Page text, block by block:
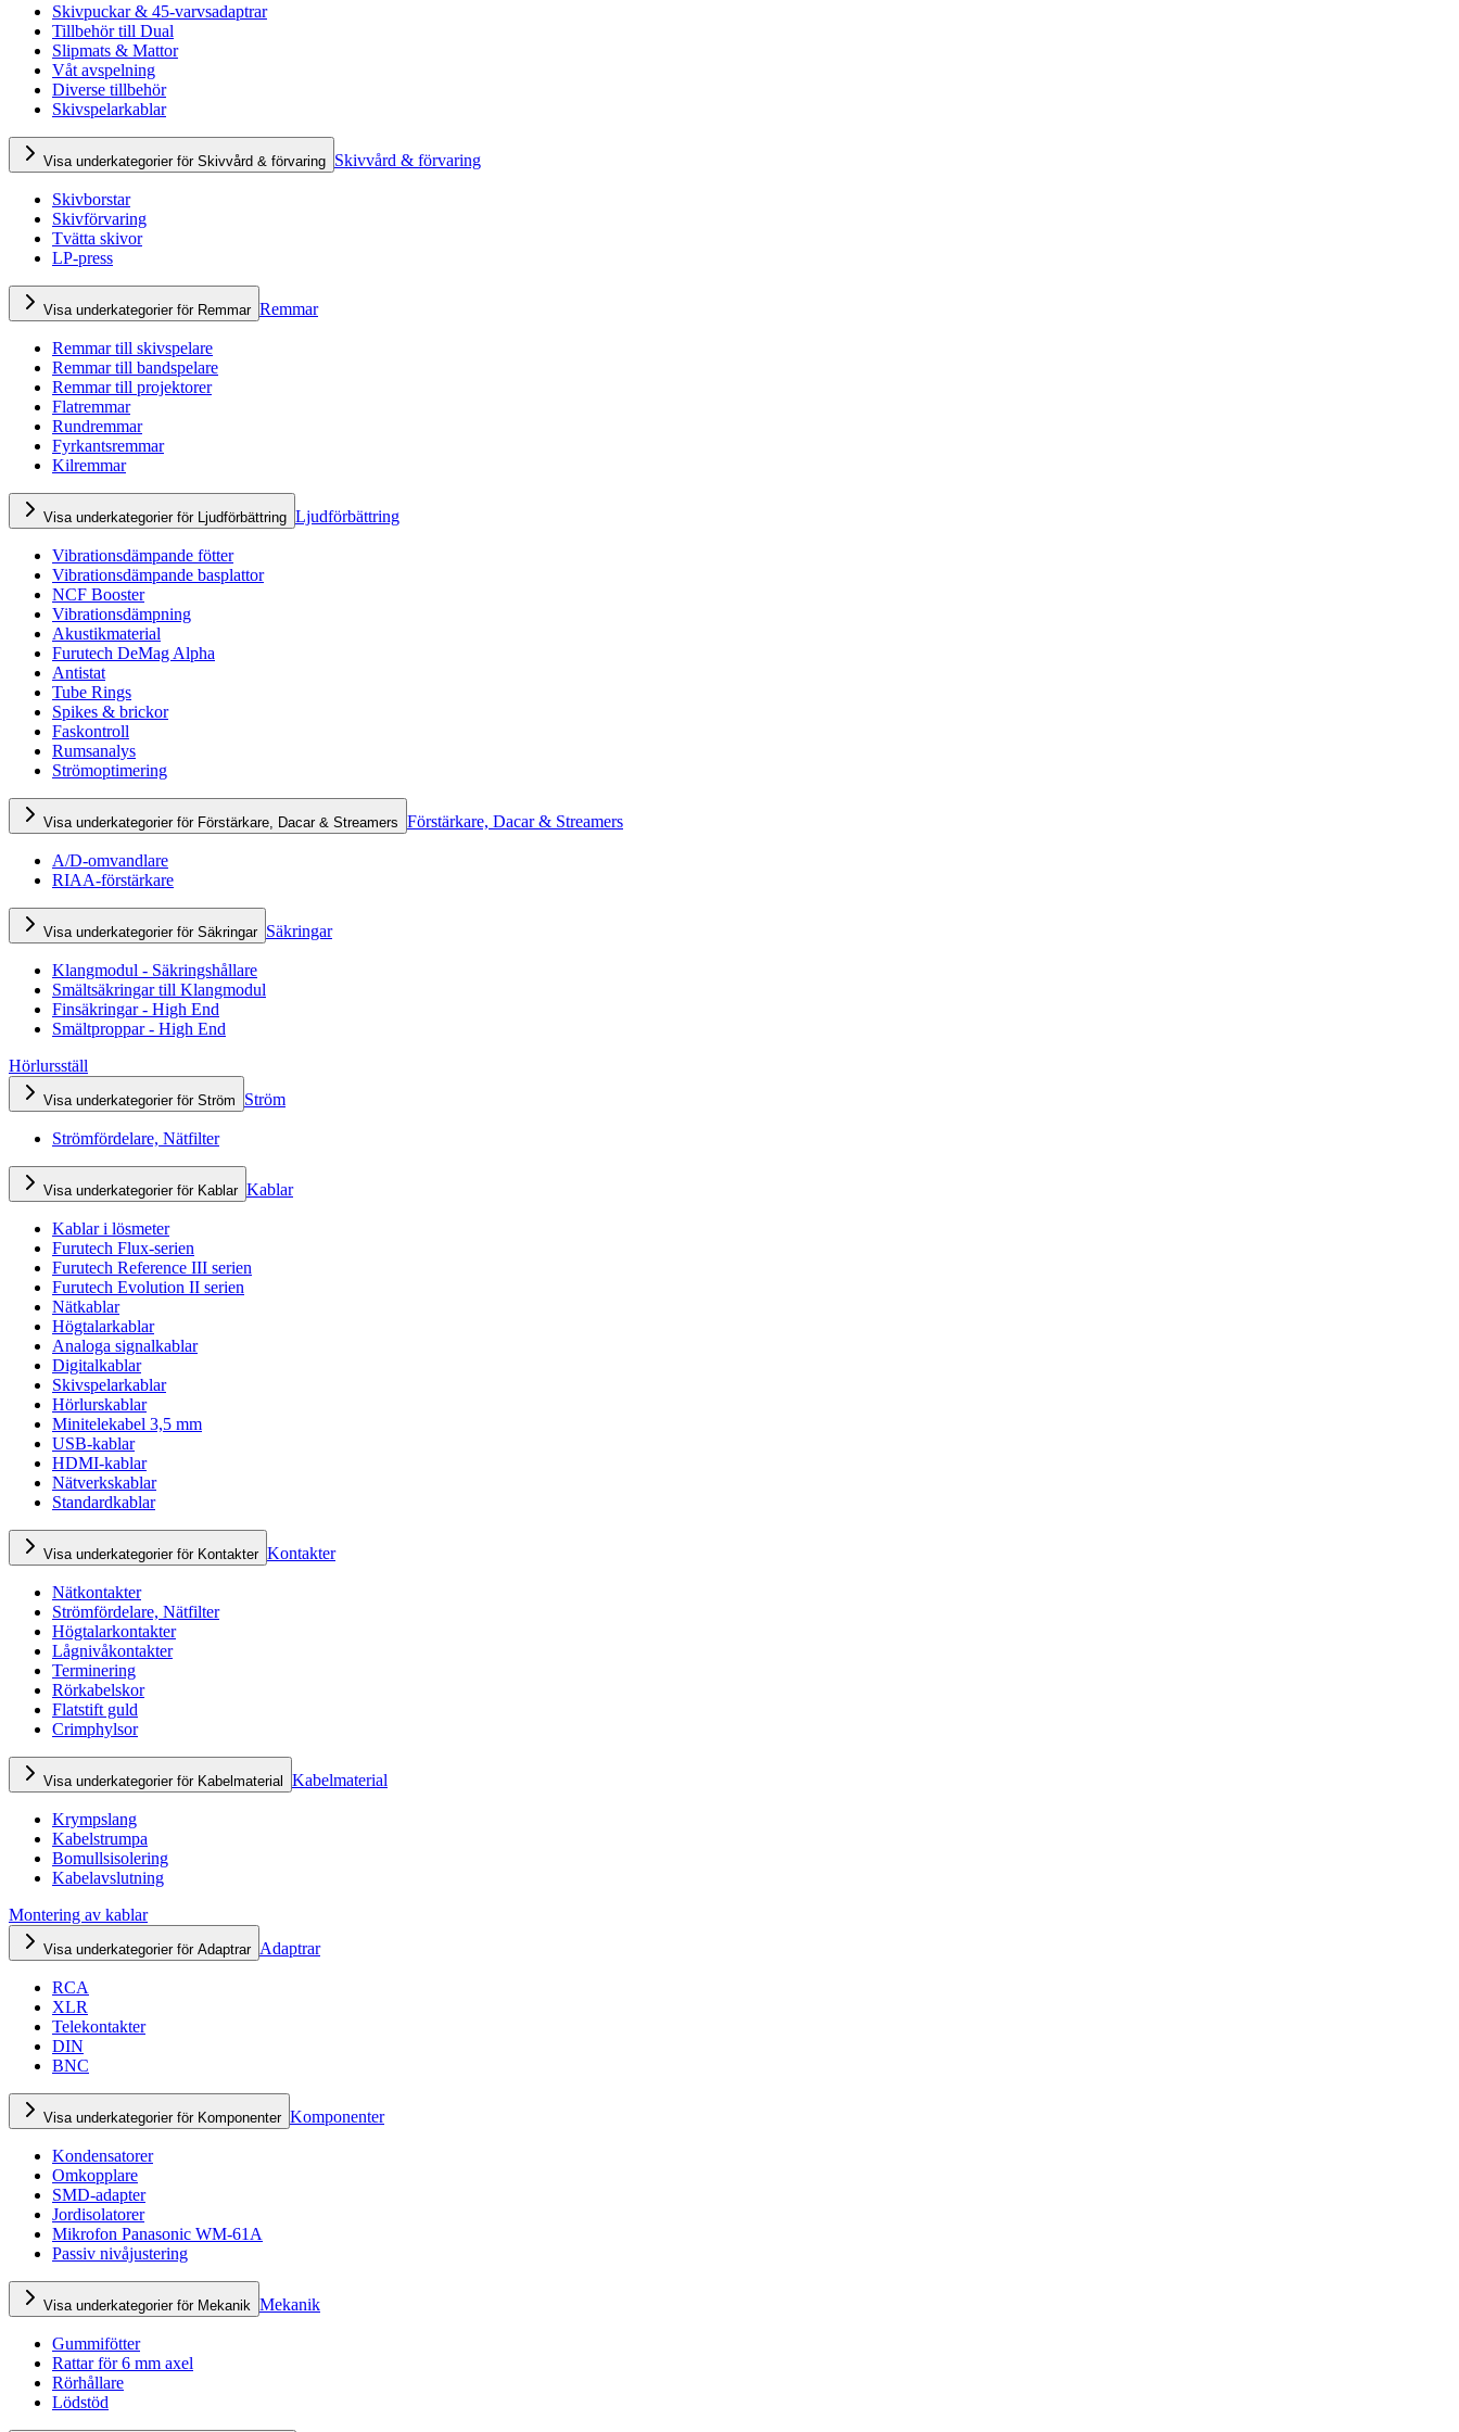
Skivpuckar & 45-varvsadaptrar
Tillbehör till Dual
Slipmats & Mattor
Våt avspelning
Diverse tillbehör
Skivspelarkablar
Visa underkategorier för Skivvård & förvaring Skivvård & förvaring
Skivborstar
Skivförvaring
Tvätta skivor
LP-press
Visa underkategorier för Remmar Remmar
Remmar till skivspelare
Remmar till bandspelare
Remmar till projektorer
Flatremmar
Rundremmar
Fyrkantsremmar
Kilremmar
Visa underkategorier för Ljudförbättring Ljudförbättring
Vibrationsdämpande fötter
Vibrationsdämpande basplattor
NCF Booster
Vibrationsdämpning
Akustikmaterial
Furutech DeMag Alpha
Antistat
Tube Rings
Spikes & brickor
Faskontroll
Rumsanalys
Strömoptimering
Visa underkategorier för Förstärkare, Dacar & Streamers Förstärkare, Dacar & Streamers
A/D-omvandlare
RIAA-förstärkare
Visa underkategorier för Säkringar Säkringar
Klangmodul - Säkringshållare
Smältsäkringar till Klangmodul
Finsäkringar - High End
Smältproppar - High End
Hörlursställ
Visa underkategorier för Ström Ström
Strömfördelare, Nätfilter
Visa underkategorier för Kablar Kablar
Kablar i lösmeter
Furutech Flux-serien
Furutech Reference III serien
Furutech Evolution II serien
Nätkablar
Högtalarkablar
Analoga signalkablar
Digitalkablar
Skivspelarkablar
Hörlurskablar
Minitelekabel 3,5 mm
USB-kablar
HDMI-kablar
Nätverkskablar
Standardkablar
Visa underkategorier för Kontakter Kontakter
Nätkontakter
Strömfördelare, Nätfilter
Högtalarkontakter
Lågnivåkontakter
Terminering
Rörkabelskor
Flatstift guld
Crimphylsor
Visa underkategorier för Kabelmaterial Kabelmaterial
Krympslang
Kabelstrumpa
Bomullsisolering
Kabelavslutning
Montering av kablar
Visa underkategorier för Adaptrar Adaptrar
RCA
XLR
Telekontakter
DIN
BNC
Visa underkategorier för Komponenter Komponenter
Kondensatorer
Omkopplare
SMD-adapter
Jordisolatorer
Mikrofon Panasonic WM-61A
Passiv nivåjustering
Visa underkategorier för Mekanik Mekanik
Gummifötter
Rattar för 6 mm axel
Rörhållare
Lödstöd